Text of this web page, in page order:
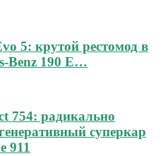
5: крутой рестомод в
Benz 190 E…
754: радикально
суперкар
911